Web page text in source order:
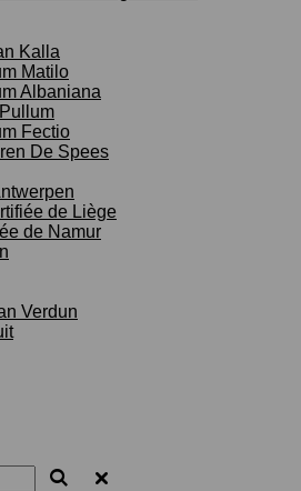
Kalla
Matilo
Albaniana
Fectio
De Spees
de Liège
de Namur
Verdun